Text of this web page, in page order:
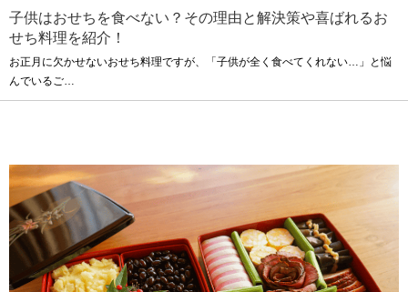
子供はおせちを食べない？その理由と解決策や喜ばれるお
せち料理を紹介！
お正月に欠かせないおせち料理ですが、「子供が全く食べてくれない…」と悩
んでいるご…